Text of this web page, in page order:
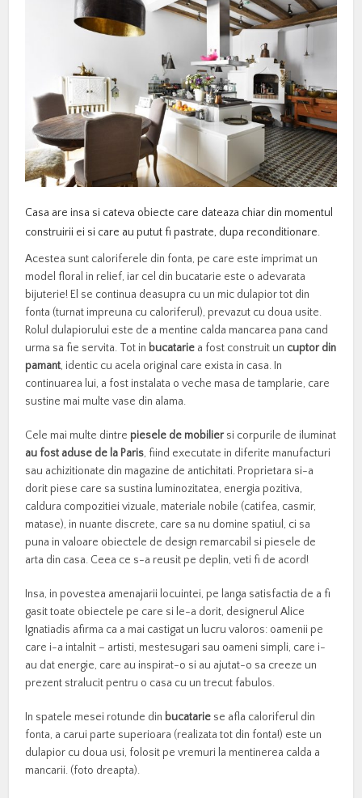
Casa are insa si cateva obiecte care dateaza chiar din momentul
construirii ei si care au putut fi pastrate, dupa reconditionare.
Acestea sunt caloriferele din fonta, pe care este imprimat un
model floral in relief, iar cel din bucatarie este o adevarata
bijuterie! El se continua deasupra cu un mic dulapior tot din
fonta (turnat impreuna cu caloriferul), prevazut cu doua usite.
Rolul dulapiorului este de a mentine calda mancarea pana cand
urma sa fie servita. Tot in bucatarie a fost construit un cuptor din
pamant, identic cu acela original care exista in casa. In
continuarea lui, a fost instalata o veche masa de tamplarie, care
sustine mai multe vase din alama.
Cele mai multe dintre piesele de mobilier si corpurile de iluminat
au fost aduse de la Paris, fiind executate in diferite manufacturi
sau achizitionate din magazine de antichitati. Proprietara si-a
dorit piese care sa sustina luminozitatea, energia pozitiva,
caldura compozitiei vizuale, materiale nobile (catifea, casmir,
matase), in nuante discrete, care sa nu domine spatiul, ci sa
puna in valoare obiectele de design remarcabil si piesele de
arta din casa. Ceea ce s-a reusit pe deplin, veti fi de acord!
Insa, in povestea amenajarii locuintei, pe langa satisfactia de a fi
gasit toate obiectele pe care si le-a dorit, designerul Alice
Ignatiadis afirma ca a mai castigat un lucru valoros: oamenii pe
care i-a intalnit – artisti, mestesugari sau oameni simpli, care i-
au dat energie, care au inspirat-o si au ajutat-o sa creeze un
prezent stralucit pentru o casa cu un trecut fabulos.
In spatele mesei rotunde din bucatarie se afla caloriferul din
fonta, a carui parte superioara (realizata tot din fonta!) este un
dulapior cu doua usi, folosit pe vremuri la mentinerea calda a
mancarii. (foto dreapta).